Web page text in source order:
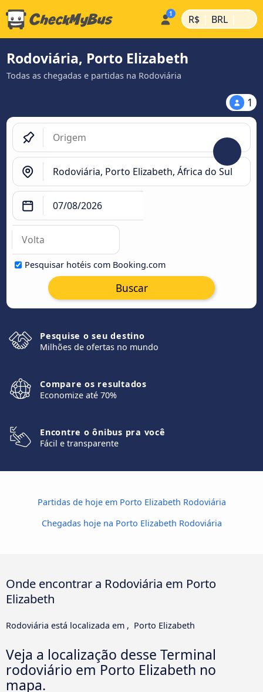
R$ | BRL |
Rodoviária, Porto Elizabeth
Todas as chegadas e partidas na Rodoviária
1
Pesquisar hotéis com Booking.com
Buscar
Pesquise o seu destino
Milhões de ofertas no mundo
Compare os resultados
Economize até 70%
Encontre o ônibus pra você
Fácil e transparente
Partidas de hoje em Porto Elizabeth Rodoviária
Chegadas hoje na Porto Elizabeth Rodoviária
Onde encontrar a Rodoviária em Porto
Elizabeth
Rodoviária está localizada em , Porto Elizabeth
Veja a localização desse Terminal
rodoviário em Porto Elizabeth no
mapa.